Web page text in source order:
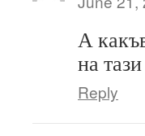
А
на
Reply